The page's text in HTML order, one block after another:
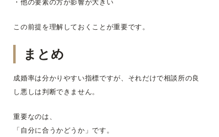
・他の要素の方が影響が大きい
この前提を理解しておくことが重要です。
まとめ
成婚率は分かりやすい指標ですが、それだけで相談所の良
し悪しは判断できません。
重要なのは、
「自分に合うかどうか」です。